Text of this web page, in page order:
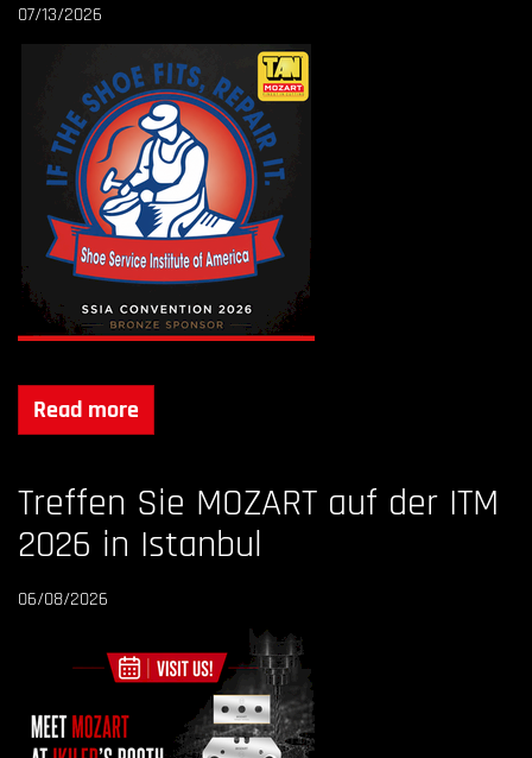
07/13/2026
Read more
Treffen Sie MOZART auf der ITM
2026 in Istanbul
06/08/2026